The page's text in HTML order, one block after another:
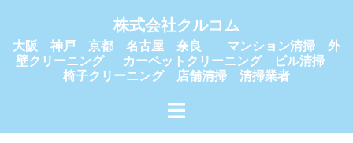
ス
株式会社クルコム
大阪 神戸 京都 名古屋 奈良 マンション清掃 外
壁クリーニング カーペットクリーニング ビル清掃
椅子クリーニング 店舗清掃 清掃業者
ト